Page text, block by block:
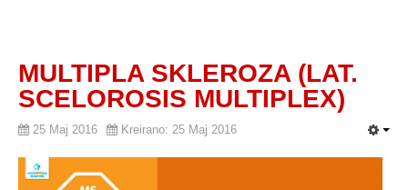
MULTIPLA SKLEROZA (LAT.
SCELOROSIS MULTIPLEX)
25 Maj 2016 Kreirano: 25 Maj 2016